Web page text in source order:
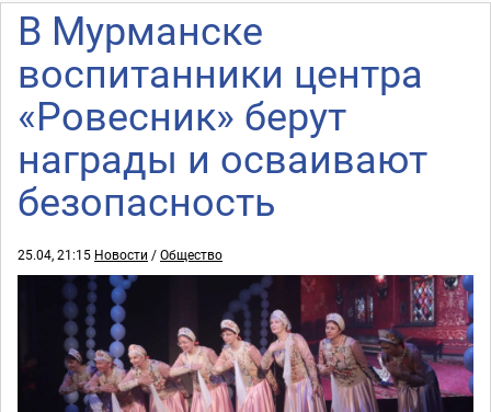
В Мурманске
воспитанники центра
«Ровесник» берут
награды и осваивают
безопасность
25.04, 21:15 Новости /Общество